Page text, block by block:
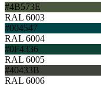
#4B573E
RAL 6003
#004547
RAL 6004
#0F4336
RAL 6005
#40433B
RAL 6006